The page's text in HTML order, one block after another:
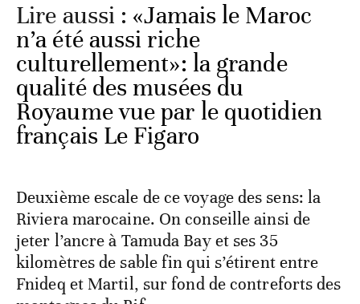
Lire aussi : «Jamais le Maroc
n’a été aussi riche
culturellement»: la grande
qualité des musées du
Royaume vue par le quotidien
français Le Figaro
Deuxième escale de ce voyage des sens: la
Riviera marocaine. On conseille ainsi de
jeter l’ancre à Tamuda Bay et ses 35
kilomètres de sable fin qui s’étirent entre
Fnideq et Martil, sur fond de contreforts des